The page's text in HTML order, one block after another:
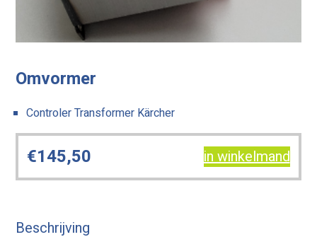
Omvormer
Controler Transformer Kärcher
€145,50 in winkelmand
Beschrijving